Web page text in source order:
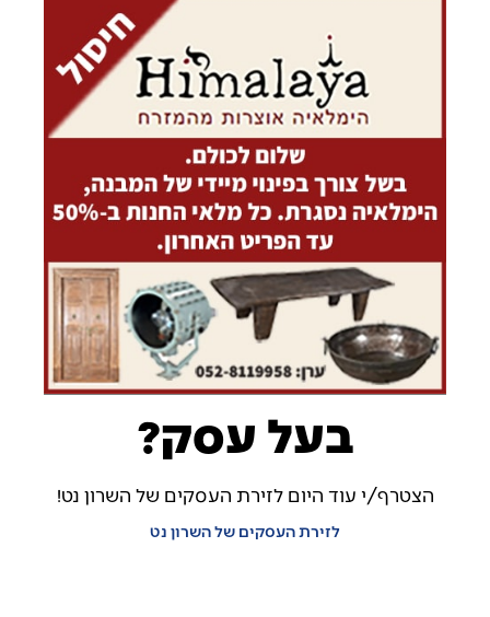
בעל עסק?
הצטרף/י עוד היום לזירת העסקים של השרון נט!
לזירת העסקים של השרון נט